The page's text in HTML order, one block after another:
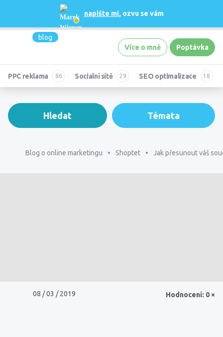
napište mi, ozvu se vám
blog
Více o mně
Poptávka
PPC reklama Socialní sítě SEO optimalizace
Blog o online marketingu Shoptet Jak přesunout váš
08 / 03 / 2019 Hodnocení: 0 ×
Hledat Témata